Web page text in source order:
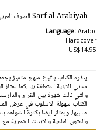
Sarf al-Arabiyah الصرف العربي أحكامٌ ومعانٍ
Language: Arabic
Hardcover
US$14.95
يتفرد الكتاب باتباع منهج متميز
معاني الابنية المتعلقة بها .كما
والتي نالت شهرة بين القراء
الكتاب سهولة الاسلوب في عرض
طالبيها. ويمتاز ايضا بكثرة
والمتون العلمية والابيات الشعرية